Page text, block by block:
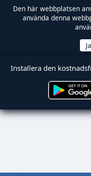
Den här webbplatsen
använda denna
Installera den